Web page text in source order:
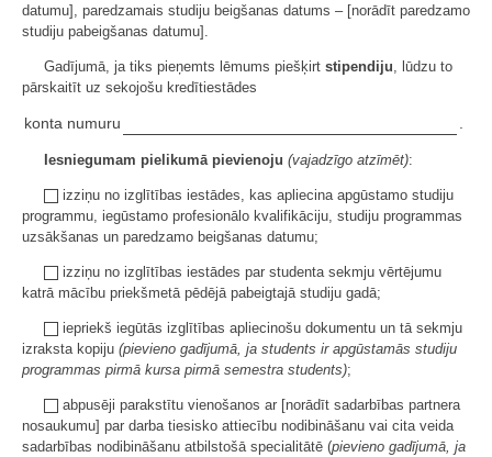
datumu], paredzamais studiju beigšanas datums – [norādīt paredzamo
studiju pabeigšanas datumu].
Gadījumā, ja tiks pieņemts lēmums piešķirt stipendiju , lūdzu to
pārskaitīt uz sekojošu kredītiestādes
konta numuru
Iesniegumam pielikumā pievienoju (vajadzīgo atzīmēt):
izziņu no izglītības iestādes, kas apliecina apgūstamo studiju
programmu, iegūstamo profesionālo kvalifikāciju, studiju programmas
uzsākšanas un paredzamo beigšanas datumu;
izziņu no izglītības iestādes par studenta sekmju vērtējumu
katrā mācību priekšmetā pēdējā pabeigtajā studiju gadā;
iepriekš iegūtās izglītības apliecinošu dokumentu un tā sekmju
izraksta kopiju (pievieno gadījumā, ja students ir apgūstamās studiju
programmas pirmā kursa pirmā semestra students);
abpusēji parakstītu vienošanos ar [norādīt sadarbības partnera
nosaukumu] par darba tiesisko attiecību nodibināšanu vai cita veida
sadarbības nodibināšanu atbilstošā specialitātē (pievieno gadījumā, ja